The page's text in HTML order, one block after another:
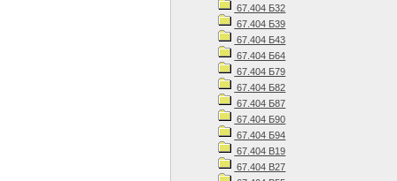
67.404 Б32
67.404 Б39
67.404 Б43
67.404 Б64
67.404 Б79
67.404 Б82
67.404 Б87
67.404 Б90
67.404 Б94
67.404 В19
67.404 В27